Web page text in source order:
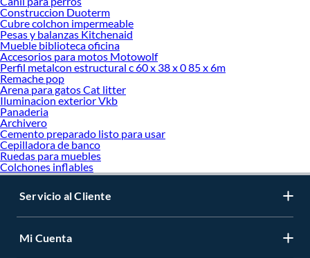
Construccion Duoterm
Cubre colchon impermeable
Pesas y balanzas Kitchenaid
Mueble biblioteca oficina
Accesorios para motos Motowolf
Perfil metalcon estructural c 60 x 38 x 0 85 x 6m
Remache pop
Arena para gatos Cat litter
Iluminacion exterior Vkb
Panaderia
Archivero
Cemento preparado listo para usar
Cepilladora de banco
Ruedas para muebles
Colchones inflables
Servicio al Cliente
Mi Cuenta